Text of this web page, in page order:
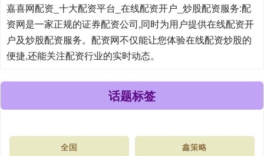
嘉喜网配资_十大配资平台_在线配资开户_炒股配资服务:配
资网是一家正规的证券配资公司,同时为用户提供在线配资开
户及炒股配资服务。配资网不仅能让您体验在线配资炒股的
便捷,还能关注配资行业的实时动态。
话题标签
全国 鑫策略